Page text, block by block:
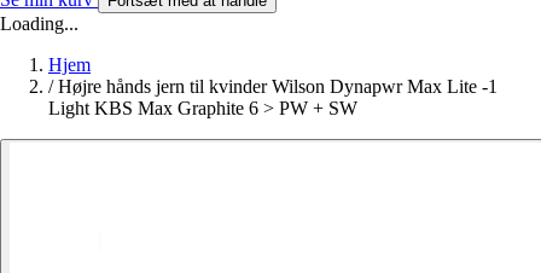
Loading...
Hjem
/ Højre hånds jern til kvinder Wilson Dynapwr Max Lite -1
Light KBS Max Graphite 6 > PW + SW